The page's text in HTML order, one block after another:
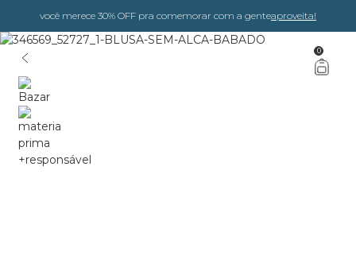
você merece 30% OFF pra comemorar com a genteaproveita!
0